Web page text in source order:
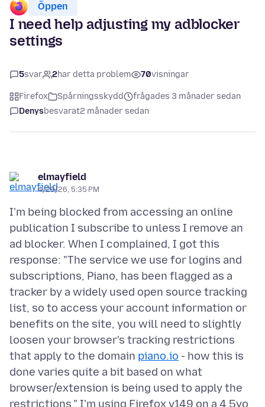
Öppen
I need help adjusting my adblocker
settings
5svar 2har detta problem 70visningar
Firefox Spårningsskydd
frågades 3 månader sedan
Denysbesvarat2 månader sedan
elmayfield
4/29/26, 5:35 PM
I'm being blocked from accessing an online
publication I subscribe to unless I remove an
ad blocker. When I complained, I got this
response: "The service we use for logins and
subscriptions, Piano, has been flagged as a
tracker by a widely used open source tracking
list, so to access your account information or
benefits on the site, you will need to slightly
loosen your browser's tracking restrictions
that apply to the domain piano.io - how this is
done varies quite a bit based on what
browser/extension is being used to apply the
restrictions." I'm using Firefox v149 on a 4.5yo